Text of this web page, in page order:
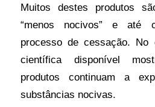
Muitos destes produtos
“menos nocivos” e até
processo de cessação. No
científica disponível
produtos continuam a
substâncias nocivas.